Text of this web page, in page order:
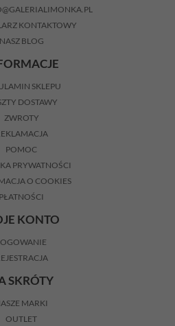
KONTAKTOWY
NASZ BLOG
SKLEPU
DOSTAWY
ZWROTY
POMOC
PRYWATNOŚCI
O COOKIES
PŁATNOŚCI
KONTO
SKRÓTY
MARKI
OUTLET